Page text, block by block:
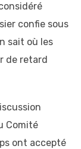
confie sous
sait où les
de retard
Comité
ont accepté